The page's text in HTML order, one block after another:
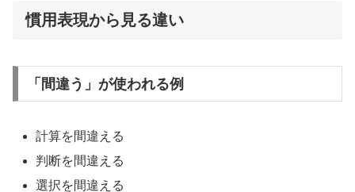
慣用表現から見る違い
「間違う」が使われる例
計算を間違える
判断を間違える
選択を間違える